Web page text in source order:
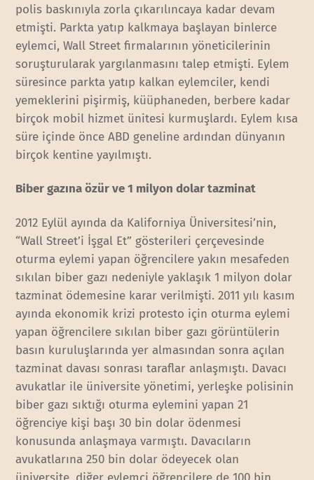
polis baskınıyla zorla çıkarılıncaya kadar devam
etmişti. Parkta yatıp kalkmaya başlayan binlerce
eylemci, Wall Street firmalarının yöneticilerinin
soruşturularak yargılanmasını talep etmişti. Eylem
süresince parkta yatıp kalkan eylemciler, kendi
yemeklerini pişirmiş, küüphaneden, berbere kadar
birçok mobil hizmet ünitesi kurmuşlardı. Eylem kısa
süre içinde önce ABD geneline ardından dünyanın
birçok kentine yayılmıştı.
Biber gazına özür ve 1 milyon dolar tazminat
2012 Eylül ayında da Kaliforniya Üniversitesi’nin,
“Wall Street’i İşgal Et” gösterileri çerçevesinde
oturma eylemi yapan öğrencilere yakın mesafeden
sıkılan biber gazı nedeniyle yaklaşık 1 milyon dolar
tazminat ödemesine karar verilmişti. 2011 yılı kasım
ayında ekonomik krizi protesto için oturma eylemi
yapan öğrencilere sıkılan biber gazı görüntülerin
basın kuruluşlarında yer almasından sonra açılan
tazminat davası sonrası taraflar anlaşmıştı. Davacı
avukatlar ile üniversite yönetimi, yerleşke polisinin
biber gazı sıktığı oturma eylemini yapan 21
öğrenciye kişi başı 30 bin dolar ödenmesi
konusunda anlaşmaya varmıştı. Davacıların
avukatlarına 250 bin dolar ödeyecek olan